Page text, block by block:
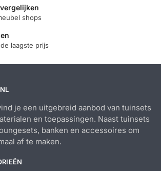
shops
laagste prijs
je een uitgebreid aanbod van tuinsets
en toepassingen. Naast tuinsets
banken en accessoires om
af te maken.